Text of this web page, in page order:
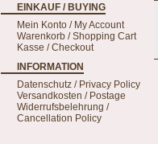
EINKAUF / BUYING
Mein Konto / My Account
Warenkorb / Shopping Cart
Kasse / Checkout
INFORMATION
Datenschutz / Privacy Policy
Versandkosten / Postage
Widerrufsbelehrung /
Cancellation Policy